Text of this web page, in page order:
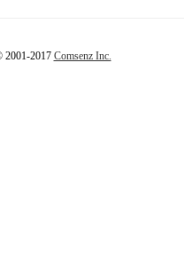
2017 Comsenz Inc.